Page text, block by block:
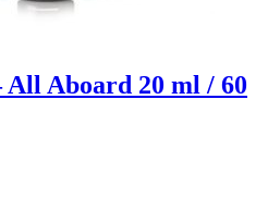
All Aboard 20 ml / 60